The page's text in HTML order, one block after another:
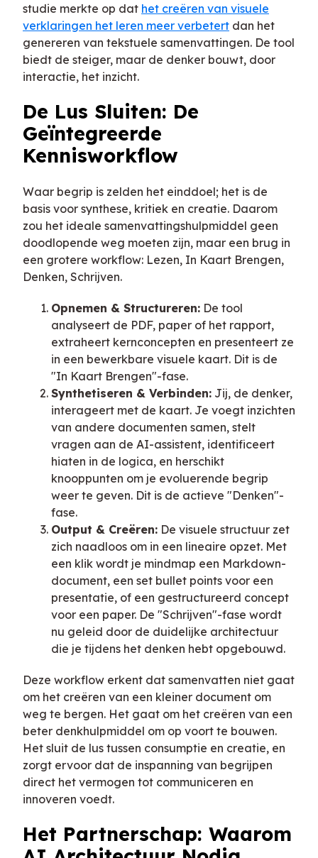
studie merkte op dat het creëren van visuele
verklaringen het leren meer verbetert dan het
genereren van tekstuele samenvattingen. De tool
biedt de steiger, maar de denker bouwt, door
interactie, het inzicht.
De Lus Sluiten: De
Geïntegreerde
Kennisworkflow
Waar begrip is zelden het einddoel; het is de
basis voor synthese, kritiek en creatie. Daarom
zou het ideale samenvattingshulpmiddel geen
doodlopende weg moeten zijn, maar een brug in
een grotere workflow: Lezen, In Kaart Brengen,
Denken, Schrijven.
Opnemen & Structureren: De tool
analyseert de PDF, paper of het rapport,
extraheert kernconcepten en presenteert ze
in een bewerkbare visuele kaart. Dit is de
"In Kaart Brengen"-fase.
Synthetiseren & Verbinden: Jij, de denker,
interageert met de kaart. Je voegt inzichten
van andere documenten samen, stelt
vragen aan de AI-assistent, identificeert
hiaten in de logica, en herschikt
knooppunten om je evoluerende begrip
weer te geven. Dit is de actieve "Denken"-
fase.
Output & Creëren: De visuele structuur zet
zich naadloos om in een lineaire opzet. Met
een klik wordt je mindmap een Markdown-
document, een set bullet points voor een
presentatie, of een gestructureerd concept
voor een paper. De "Schrijven"-fase wordt
nu geleid door de duidelijke architectuur
die je tijdens het denken hebt opgebouwd.
Deze workflow erkent dat samenvatten niet gaat
om het creëren van een kleiner document om
weg te bergen. Het gaat om het creëren van een
beter denkhulpmiddel om op voort te bouwen.
Het sluit de lus tussen consumptie en creatie, en
zorgt ervoor dat de inspanning van begrijpen
direct het vermogen tot communiceren en
innoveren voedt.
Het Partnerschap: Waarom